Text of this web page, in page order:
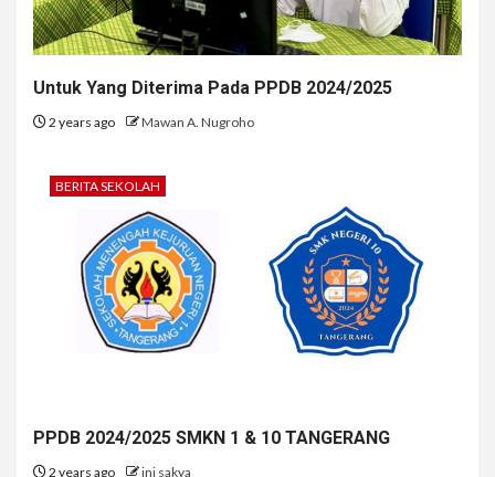
Untuk Yang Diterima Pada PPDB 2024/2025
2 years ago Mawan A. Nugroho
BERITA SEKOLAH
PPDB 2024/2025 SMKN 1 & 10 TANGERANG
2 years ago ini sakya